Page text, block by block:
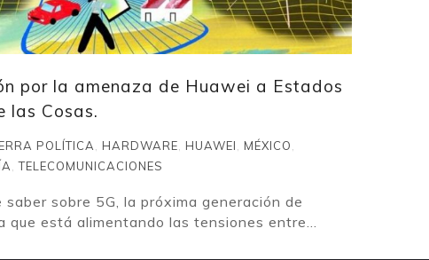
por la amenaza de Huawei a Estados
las Cosas.
POLÍTICA HARDWARE HUAWEI MÉXICO
,TELECOMUNICACIONES
saber sobre 5G, la próxima generación de
que está alimentando las tensiones entre...